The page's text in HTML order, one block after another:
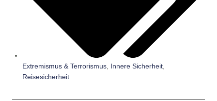
Extremismus & Terrorismus, Innere Sicherheit,
Reisesicherheit